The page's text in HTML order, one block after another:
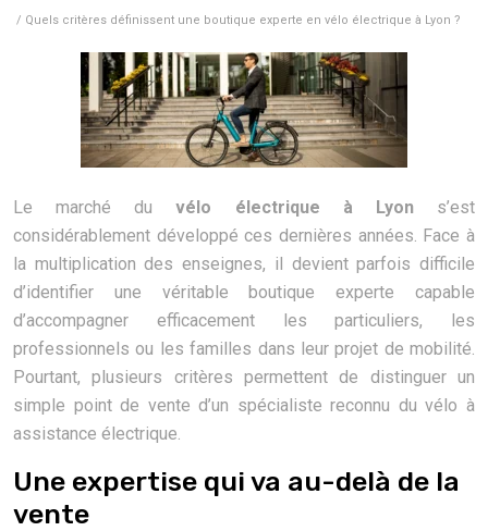
/ Quels critères définissent une boutique experte en vélo électrique à Lyon ?
Le marché duvélo électrique à Lyons’est
considérablement développé ces dernières années. Face à
la multiplication des enseignes, il devient parfois difficile
d’identifier une véritable boutique experte capable
d’accompagner efficacement les particuliers, les
professionnels ou les familles dans leur projet de mobilité.
Pourtant, plusieurs critères permettent de distinguer un
simple point de vente d’un spécialiste reconnu du vélo à
assistance électrique.
Une expertise qui va au-delà de la
vente